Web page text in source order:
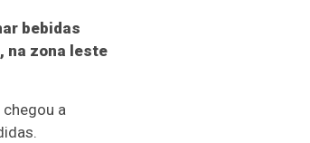
bebidas
na zona leste
a